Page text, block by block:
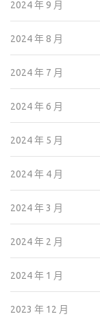
2024 年 9 月
2024 年 8 月
2024 年 7 月
2024 年 6 月
2024 年 5 月
2024 年 4 月
2024 年 3 月
2024 年 2 月
2024 年 1 月
2023 年 12 月